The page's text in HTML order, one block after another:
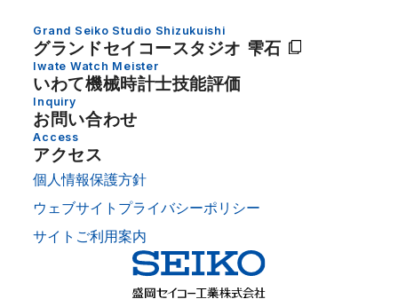
Grand Seiko Studio Shizukuishi
グランドセイコースタジオ 雫石
Iwate Watch Meister
いわて機械時計士技能評価
Inquiry
お問い合わせ
Access
アクセス
個人情報保護方針
ウェブサイトプライバシーポリシー
サイトご利用案内